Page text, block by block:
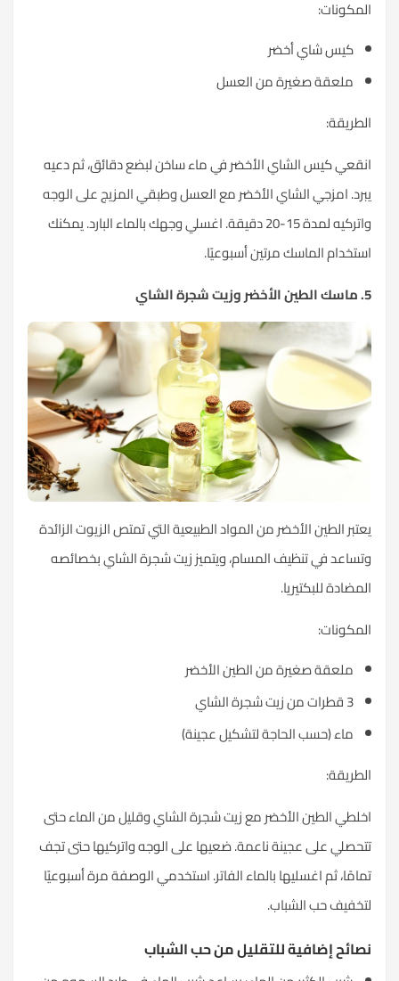
كيس شاي أخضر
ملعقة صغيرة من العسل
كيس الشاي الأخضر في ماء ساخن لبضع دقائق، ثم دعيه
امزجي الشاي الأخضر مع العسل وطبقي المزيج على الوجه
واتركيه لمدة 15-20 دقيقة. اغسلي وجهك بالماء البارد. يمكنك
الماسك مرتين أسبوعيًا.
الطين الأخضر من المواد الطبيعية التي تمتص الزيوت الزائدة
في تنظيف المسام، ويتميز زيت شجرة الشاي بخصائصه
للبكتيريا.
ملعقة صغيرة من الطين الأخضر
ماء (حسب الحاجة لتشكيل عجينة)
الطين الأخضر مع زيت شجرة الشاي وقليل من الماء حتى
على عجينة ناعمة. ضعيها على الوجه واتركيها حتى تجف
ثم اغسليها بالماء الفاتر. استخدمي الوصفة مرة أسبوعيًا
حب الشباب.
إضافية للتقليل من حب الشباب